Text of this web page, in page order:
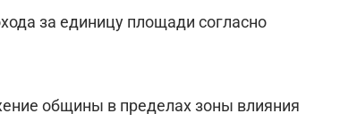
за единицу площади согласно
общины в пределах зоны влияния